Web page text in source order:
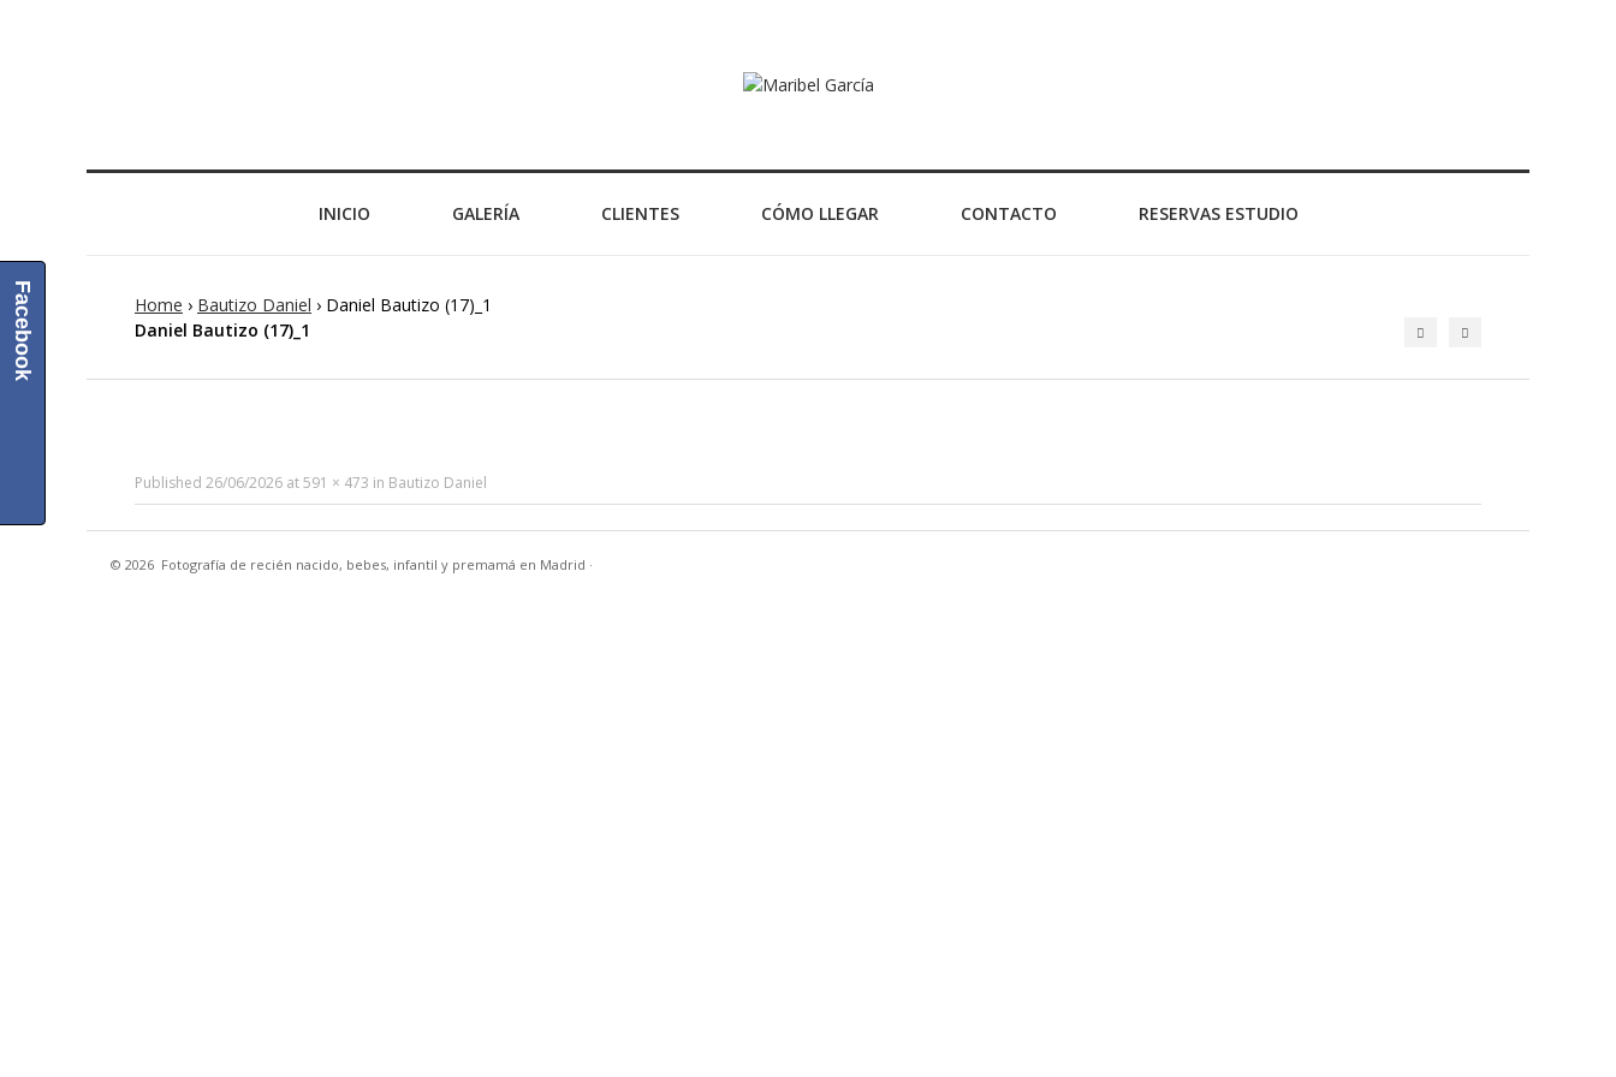
INICIO GALERÍA CLIENTES CÓMO LLEGAR CONTACTO RESERVAS ESTUDIO
Home › Bautizo Daniel › Daniel Bautizo (17)_1
Daniel Bautizo (17)_1
Published 26/06/2026 at591 × 473 in Bautizo Daniel
© 2026 Fotografía de recién nacido, bebes, infantil y premamá en Madrid ·
Facebook